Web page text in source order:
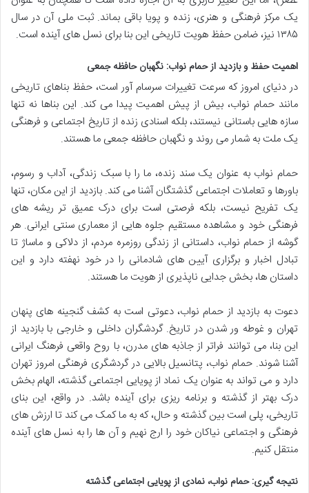
یک مرکز فرهنگی و هنری، زنده و پویا باقی بماند. ثبت ملی آن در سال
۱۳۸۵ نیز، ضامن حفظ هویت تاریخی این بنا برای نسل های آینده است.
اهمیت حفظ و بازدید از حمام نواب: نگهبان حافظه جمعی
در دنیای امروز که سرعت تغییرات سرسام آور است، حفظ بناهای تاریخی
مانند حمام نواب، بیش از پیش اهمیت پیدا می کند. این بناها نه تنها
سازه هایی باستانی نیستند، بلکه اسنادی زنده از تاریخ اجتماعی و فرهنگی
یک ملت به شمار می روند و نگهبان حافظه جمعی ما هستند.
حمام نواب به عنوان یک سند زنده، ما را با سبک زندگی، آداب و رسوم،
باورها و تعاملات اجتماعی گذشتگان آشنا می کند. بازدید از این مکان، تنها
یک تفریح نیست، بلکه فرصتی است برای درک عمیق تر ریشه های
فرهنگی خود و مشاهده مستقیم جلوه هایی از معماری سنتی ایرانی. هر
گوشه از حمام نواب، داستانی از زندگی روزمره مردم، از دلاکی و ماساژ تا
تبادل اخبار و برگزاری آیین های شادمانی را در خود نهفته دارد و این
داستان ها، بخش جدایی ناپذیری از هویت ما هستند.
دعوت به بازدید از حمام نواب، دعوتی است به کشف گنجینه های پنهان
تهران و غوطه ور شدن در تاریخ. گردشگران داخلی و خارجی با بازدید از
این بنا، می توانند فراتر از جاذبه های مدرن، با روح واقعی فرهنگ ایرانی
آشنا شوند. حمام نواب، پتانسیل بالایی در گردشگری فرهنگی امروز تهران
دارد و می تواند به عنوان یک نماد از پویایی اجتماعی گذشته، الهام بخش
درک بهتر از گذشته و برنامه ریزی برای آینده باشد. در واقع، این بنای
تاریخی، پلی است بین گذشته و حال، که به ما کمک می کند تا ارزش های
فرهنگی و اجتماعی نیاکان خود را ارج نهیم و آن ها را به نسل های آینده
منتقل کنیم.
نتیجه گیری: حمام نواب، نمادی از پویایی اجتماعی گذشته